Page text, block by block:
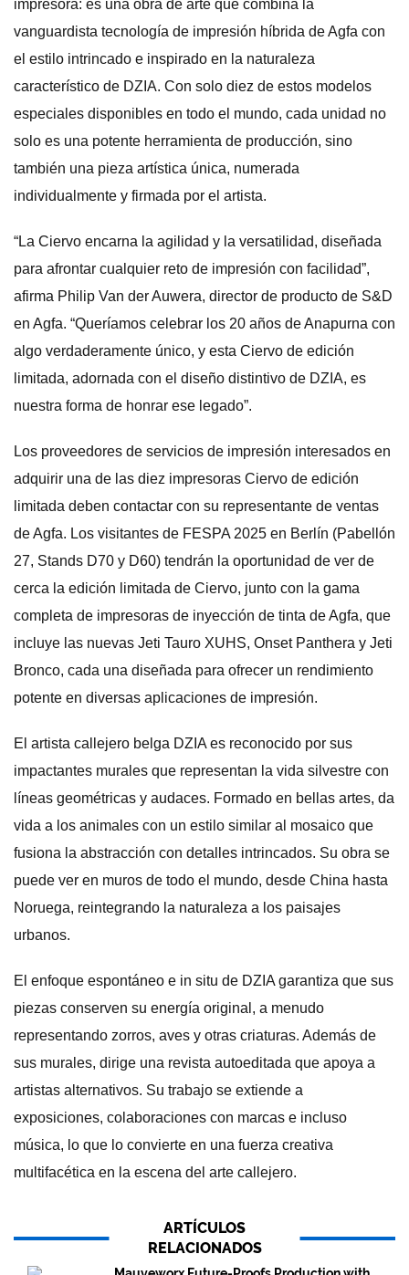
impresora: es una obra de arte que combina la
vanguardista tecnología de impresión híbrida de Agfa con
el estilo intrincado e inspirado en la naturaleza
característico de DZIA. Con solo diez de estos modelos
especiales disponibles en todo el mundo, cada unidad no
solo es una potente herramienta de producción, sino
también una pieza artística única, numerada
individualmente y firmada por el artista.
“La Ciervo encarna la agilidad y la versatilidad, diseñada
para afrontar cualquier reto de impresión con facilidad”,
afirma Philip Van der Auwera, director de producto de S&D
en Agfa. “Queríamos celebrar los 20 años de Anapurna con
algo verdaderamente único, y esta Ciervo de edición
limitada, adornada con el diseño distintivo de DZIA, es
nuestra forma de honrar ese legado”.
Los proveedores de servicios de impresión interesados ​​en
adquirir una de las diez impresoras Ciervo de edición
limitada deben contactar con su representante de ventas
de Agfa. Los visitantes de FESPA 2025 en Berlín (Pabellón
27, Stands D70 y D60) tendrán la oportunidad de ver de
cerca la edición limitada de Ciervo, junto con la gama
completa de impresoras de inyección de tinta de Agfa, que
incluye las nuevas Jeti Tauro XUHS, Onset Panthera y Jeti
Bronco, cada una diseñada para ofrecer un rendimiento
potente en diversas aplicaciones de impresión.
El artista callejero belga DZIA es reconocido por sus
impactantes murales que representan la vida silvestre con
líneas geométricas y audaces. Formado en bellas artes, da
vida a los animales con un estilo similar al mosaico que
fusiona la abstracción con detalles intrincados. Su obra se
puede ver en muros de todo el mundo, desde China hasta
Noruega, reintegrando la naturaleza a los paisajes
urbanos.
El enfoque espontáneo e in situ de DZIA garantiza que sus
piezas conserven su energía original, a menudo
representando zorros, aves y otras criaturas. Además de
sus murales, dirige una revista autoeditada que apoya a
artistas alternativos. Su trabajo se extiende a
exposiciones, colaboraciones con marcas e incluso
música, lo que lo convierte en una fuerza creativa
multifacética en la escena del arte callejero.
ARTÍCULOS
RELACIONADOS